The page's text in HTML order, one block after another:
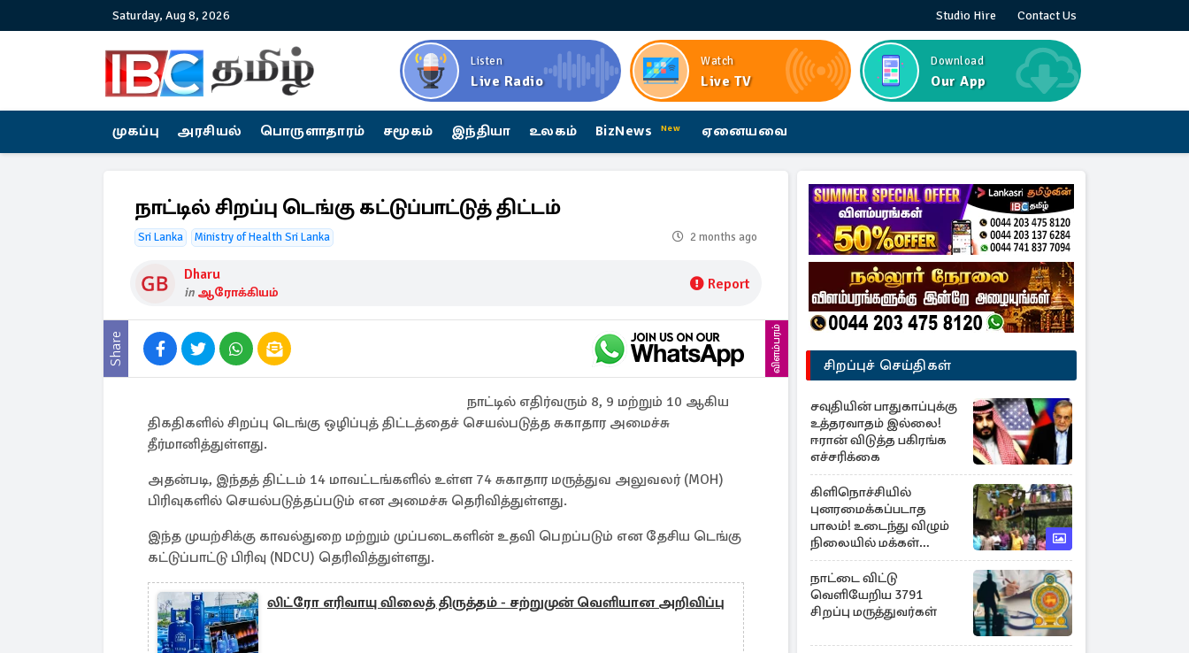
Saturday, Aug 8, 2026 Studio Hire Contact Us
Listen
Live Radio
Watch
Live TV
Download
Our App
முகப்பு அரசியல் பொருளாதாரம் சமூகம் இந்தியா உலகம் BizNews New ஏனையவை
நாட்டில் சிறப்பு டெங்கு கட்டுப்பாட்டுத் திட்டம்
Sri Lanka Ministry of Health Sri Lanka 2 months ago
Dharu
in ஆரோக்கியம் Report
Share விளம்பரம்
நாட்டில் எதிர்வரும் 8, 9 மற்றும் 10 ஆகிய
திகதிகளில் சிறப்பு டெங்கு ஒழிப்புத் திட்டத்தைச் செயல்படுத்த சுகாதார அமைச்சு
தீர்மானித்துள்ளது.
அதன்படி, இந்தத் திட்டம் 14 மாவட்டங்களில் உள்ள 74 சுகாதார மருத்துவ அலுவலர் (MOH)
பிரிவுகளில் செயல்படுத்தப்படும் என அமைச்சு தெரிவித்துள்ளது.
இந்த முயற்சிக்கு காவல்துறை மற்றும் முப்படைகளின் உதவி பெறப்படும் என தேசிய டெங்கு
கட்டுப்பாட்டு பிரிவு (NDCU) தெரிவித்துள்ளது.
லிட்ரோ எரிவாயு விலைத் திருத்தம் - சற்றுமுன் வெளியான அறிவிப்பு
சிறப்புச் செய்திகள்
சவுதியின் பாதுகாப்புக்கு
உத்தரவாதம் இல்லை!
ஈரான் விடுத்த பகிரங்க
எச்சரிக்கை
கிளிநொச்சியில்
புனரமைக்கப்படாத
பாலம்! உடைந்து விழும்
நிலையில் மக்கள்
போராட்டம்
நாட்டை விட்டு
வெளியேறிய 3791
சிறப்பு மருத்துவர்கள்